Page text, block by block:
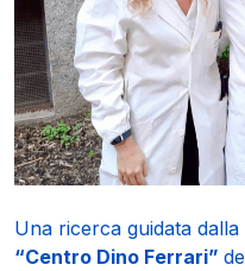
Una ricerca guidata dalla
“Centro Dino Ferrari”